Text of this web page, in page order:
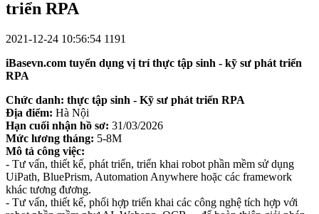
triển RPA
2021-12-24 10:56:54 1191
iBasevn.com tuyển dụng vị trí thực tập sinh - kỹ sư phát triển
RPA
Chức danh: thực tập sinh - Kỹ sư phát triển RPA
Địa điểm: Hà Nội
Hạn cuối nhận hồ sơ: 31/03/2026
Mức lương tháng: 5-8M
Mô tả công việc:
- Tư vấn, thiết kế, phát triển, triển khai robot phần mềm sử dụng
UiPath, BluePrism, Automation Anywhere hoặc các framework
khác tương đương.
- Tư vấn, thiết kế, phối hợp triển khai các công nghệ tích hợp với